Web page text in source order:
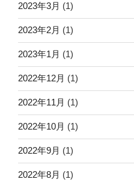
2023年3月 (1)
2023年2月 (1)
2023年1月 (1)
2022年12月 (1)
2022年11月 (1)
2022年10月 (1)
2022年9月 (1)
2022年8月 (1)